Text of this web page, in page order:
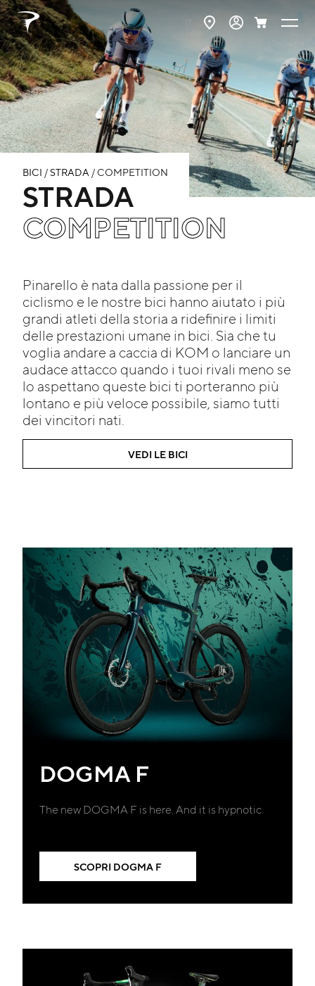
BICI /STRADA / COMPETITION
STRADA
COMPETITION
Pinarello è nata dalla passione per il
ciclismo e le nostre bici hanno aiutato i più
grandi atleti della storia a ridefinire i limiti
delle prestazioni umane in bici. Sia che tu
voglia andare a caccia di KOM o lanciare un
audace attacco quando i tuoi rivali meno se
lo aspettano queste bici ti porteranno più
lontano e più veloce possibile, siamo tutti
dei vincitori nati.
VEDI LE BICI
DOGMA F
The new DOGMA F is here. And it is hypnotic.
SCOPRI DOGMA F